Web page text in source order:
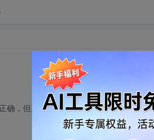
确，但是为什么查询结果会不填充列表